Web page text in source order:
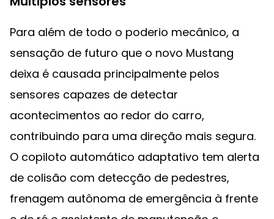
Para além de todo o poderio mecânico, a
sensação de futuro que o novo Mustang
deixa é causada principalmente pelos
sensores capazes de detectar
acontecimentos ao redor do carro,
contribuindo para uma direção mais segura.
O copiloto automático adaptativo tem alerta
de colisão com detecção de pedestres,
frenagem autônoma de emergência à frente